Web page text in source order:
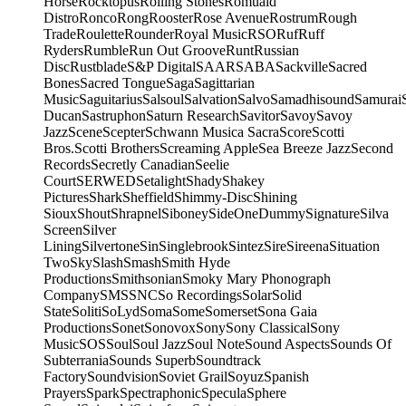
DistroRoncoRongRoosterRose AvenueRostrumRough
TradeRouletteRounderRoyal MusicRSORufRuff
RydersRumbleRun Out GrooveRuntRussian
DiscRustbladeS&P DigitalSAARSABASackvilleSacred
BonesSacred TongueSagaSagittarian
MusicSaguitariusSalsoulSalvationSalvoSamadhisoundSamurai
DucanSastruphonSaturn ResearchSavitorSavoySavoy
JazzSceneScepterSchwann Musica SacraScoreScotti
Bros.Scotti BrothersScreaming AppleSea Breeze JazzSecond
RecordsSecretly CanadianSeelie
CourtSERWEDSetalightShadyShakey
PicturesSharkSheffieldShimmy-DiscShining
SiouxShoutShrapnelSiboneySideOneDummySignatureSilva
ScreenSilver
LiningSilvertoneSinSinglebrookSintezSireSireenaSituation
TwoSkySlashSmashSmith Hyde
ProductionsSmithsonianSmoky Mary Phonograph
CompanySMSSNCSo RecordingsSolarSolid
StateSolitiSoLydSomaSomeSomersetSona Gaia
ProductionsSonetSonovoxSonySony ClassicalSony
MusicSOSSoulSoul JazzSoul NoteSound AspectsSounds Of
SubterraniaSounds SuperbSoundtrack
FactorySoundvisionSoviet GrailSoyuzSpanish
PrayersSparkSpectraphonicSpeculaSphere